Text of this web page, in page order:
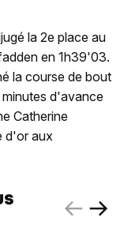
la 2e place au
en 1h39'03.
la course de bout
d'avance
Catherine
d'or aux